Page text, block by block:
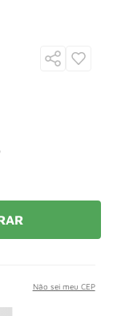
Não sei meu CEP